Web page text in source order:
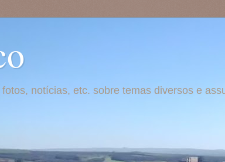
notícias, etc. sobre temas diversos e